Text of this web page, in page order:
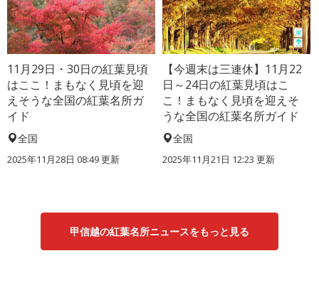
11月29日・30日の紅葉見頃
はここ！まもなく見頃を迎
えそうな全国の紅葉名所ガ
イド
全国
2025年11月28日 08:49 更新
【今週末は三連休】11月22
日～24日の紅葉見頃はこ
こ！まもなく見頃を迎えそ
うな全国の紅葉名所ガイド
全国
2025年11月21日 12:23 更新
甲信越の紅葉名所ニュースをもっと見る